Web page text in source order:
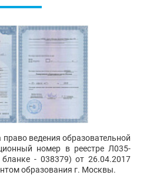
ведения образовательной
номер в реестре Л035-
- 038379) от 26.04.2017
образования г. Москвы.